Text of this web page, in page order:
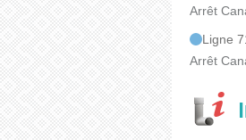
Arrêt
Ligne
Arrêt